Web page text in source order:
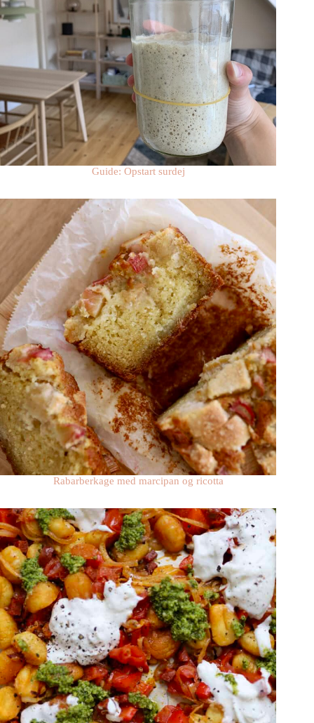
Guide: Opstart surdej
Rabarberkage med marcipan og ricotta